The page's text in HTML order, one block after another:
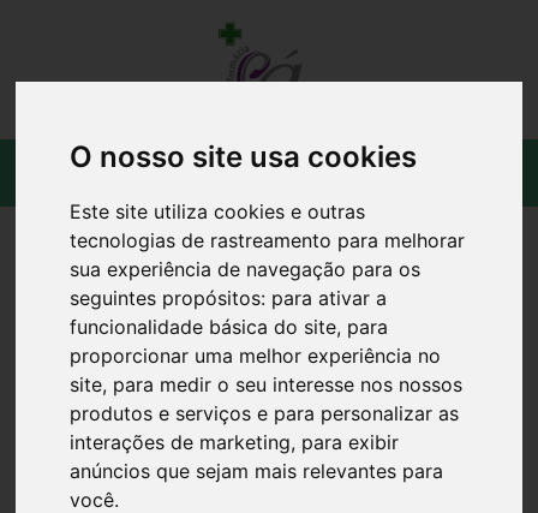
O nosso site usa cookies
Este site utiliza cookies e outras
tecnologias de rastreamento para melhorar
sua experiência de navegação para os
seguintes propósitos: para ativar a
funcionalidade básica do site, para
proporcionar uma melhor experiência no
site, para medir o seu interesse nos nossos
produtos e serviços e para personalizar as
interações de marketing, para exibir
anúncios que sejam mais relevantes para
você.